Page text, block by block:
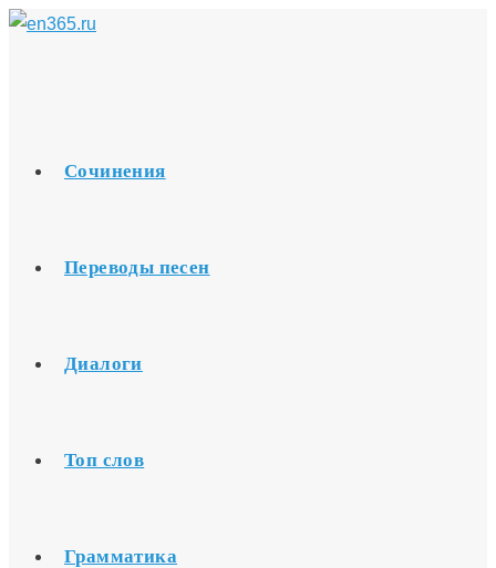
Перейти
Сочинения
Переводы песен
Диалоги
Топ слов
Грамматика